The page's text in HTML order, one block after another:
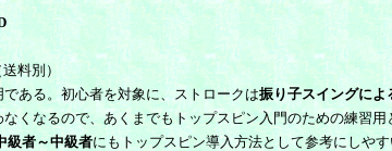
料別）
ある。初心者を対象に、ストロークは振り子スイングによ
くなるので、あくまでもトップスピン入門のための練習
級者～中級者にもトップスピン導入方法として参考にしや